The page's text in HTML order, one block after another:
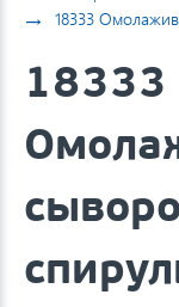
→ 18333
18333